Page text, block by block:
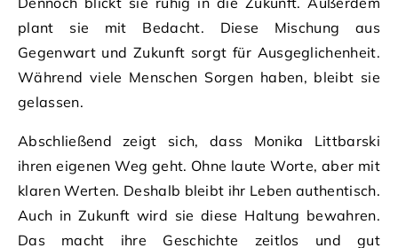
plant sie mit Bedacht. Diese Mischung aus
Gegenwart und Zukunft sorgt für Ausgeglichenheit.
Während viele Menschen Sorgen haben, bleibt sie
gelassen.
Abschließend zeigt sich, dass Monika Littbarski
ihren eigenen Weg geht. Ohne laute Worte, aber mit
klaren Werten. Deshalb bleibt ihr Leben authentisch.
Auch in Zukunft wird sie diese Haltung bewahren.
Das macht ihre Geschichte zeitlos und gut